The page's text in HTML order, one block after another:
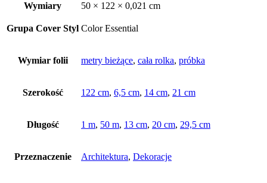
Wymiary
50 × 122 × 0,021 cm
Grupa Cover Styl Color Essential
Wymiar folii metry bieżące, cała rolka, próbka
Szerokość 122 cm, 6,5 cm, 14 cm, 21 cm
Długość 1 m, 50 m, 13 cm, 20 cm, 29,5 cm
Przeznaczenie Architektura, Dekoracje